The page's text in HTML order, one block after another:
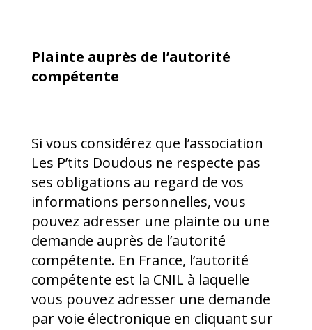
Plainte auprès de l’autorité
compétente
Si vous considérez que l’association
Les P’tits Doudous ne respecte pas
ses obligations au regard de vos
informations personnelles, vous
pouvez adresser une plainte ou une
demande auprès de l’autorité
compétente. En France, l’autorité
compétente est la CNIL à laquelle
vous pouvez adresser une demande
par voie électronique en cliquant sur